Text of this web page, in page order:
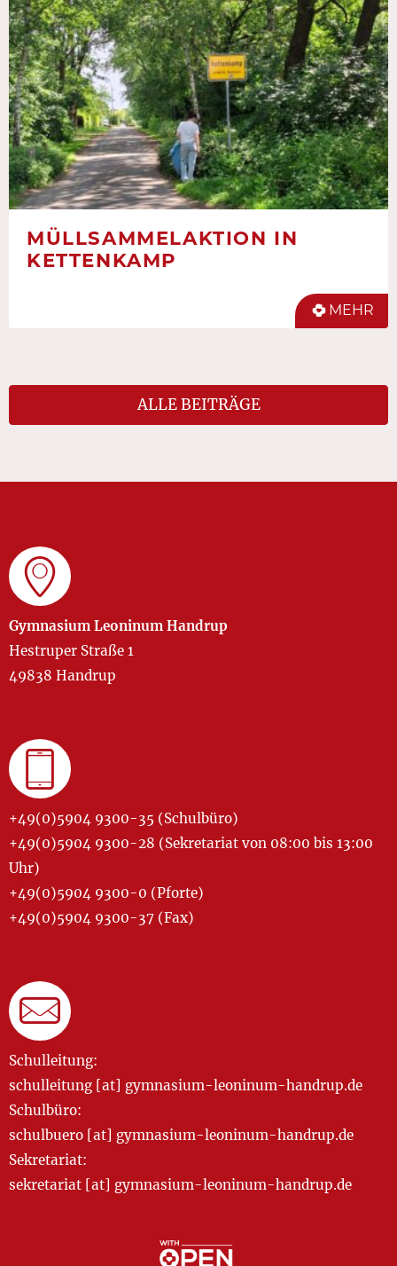
MÜLLSAMMELAKTION IN
KETTENKAMP
MEHR
ALLE BEITRÄGE
Gymnasium Leoninum Handrup
Hestruper Straße 1
49838 Handrup
+49(0)5904 9300-35 (Schulbüro)
+49(0)5904 9300-28 (Sekretariat von 08:00 bis 13:00
Uhr)
+49(0)5904 9300-0 (Pforte)
+49(0)5904 9300-37 (Fax)
Schulleitung:
schulleitung [at] gymnasium-leoninum-handrup.de
Schulbüro:
schulbuero [at] gymnasium-leoninum-handrup.de
Sekretariat:
sekretariat [at] gymnasium-leoninum-handrup.de